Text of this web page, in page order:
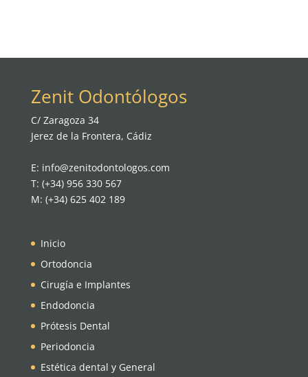
Zenit Odontólogos
C/ Zaragoza 34
Jerez de la Frontera, Cádiz
E: info@zenitodontologos.com
T: (+34) 956 330 567
M: (+34) 625 402 189
Inicio
Ortodoncia
Cirugía e Implantes
Endodoncia
Prótesis Dental
Periodoncia
Estética dental y General